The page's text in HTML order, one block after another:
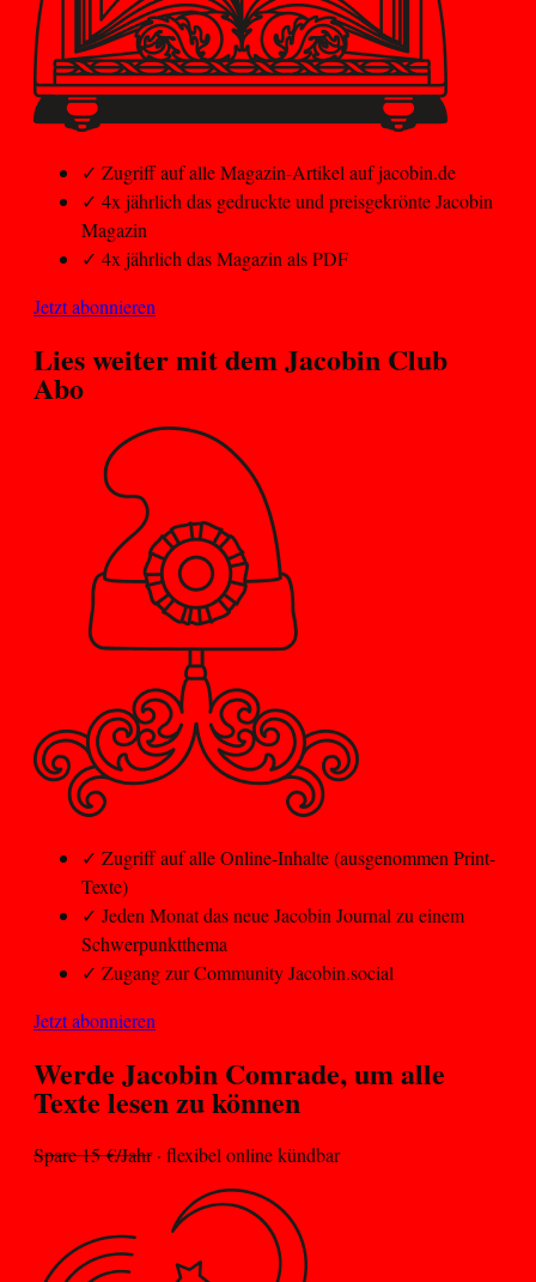
✓ Zugriff auf alle Magazin-Artikel auf jacobin.de
✓ 4x jährlich das gedruckte und preisgekrönte Jacobin
Magazin
✓ 4x jährlich das Magazin als PDF
Jetzt abonnieren
Lies weiter mit demJacobin Club
Abo
✓ Zugriff auf alle Online-Inhalte (ausgenommen Print-
Texte)
✓ Jeden Monat das neue Jacobin Journal zu einem
Schwerpunktthema
✓ Zugang zur Community Jacobin.social
Jetzt abonnieren
Werde Jacobin Comrade, um alle
Texte lesen zu können
Spare 15 €/Jahr· flexibel online kündbar